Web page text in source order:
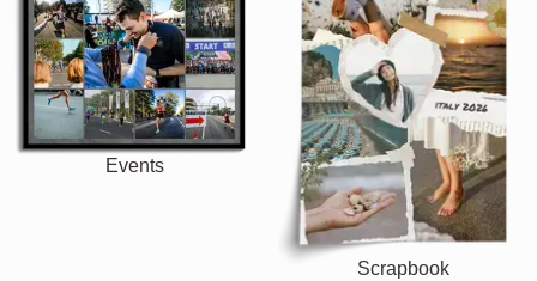
Events
Scrapbook